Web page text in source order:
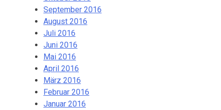
September 2016
August 2016
Juli 2016
Juni 2016
Mai 2016
April 2016
März 2016
Februar 2016
Januar 2016